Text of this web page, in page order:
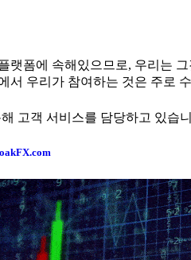
랫폼에 속해있으므로, 우리는
서 우리가 참여하는 것은 주로
고객 서비스를 담당하고 있습